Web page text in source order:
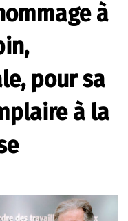
à
pour sa
à la